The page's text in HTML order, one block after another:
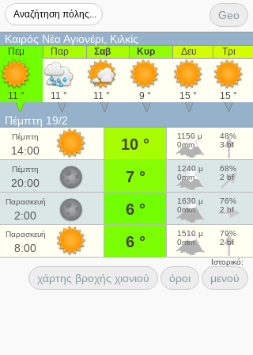
Geo
Καιρός Νέο Αγιονέρι, Κιλκίς
Πεμ
11 °
Παρ
11 °
Σαβ
11 °
Κυρ
9 °
Δευ
15 °
Τρι
15 °
Πέμπτη 19/2
Πέμπτη
14:00 10 °
1150 μ
0mm
48%
3 bf
Πέμπτη
20:00 7 °
1240 μ
0mm
68%
2 bf
Παρασκευή
2:00 6 °
1630 μ
0mm
76%
2 bf
Παρασκευή
8:00 6 °
1510 μ
0mm
79%
2 bf
Ιστορικό:
χάρτης βροχής χιονιού όροι μενού